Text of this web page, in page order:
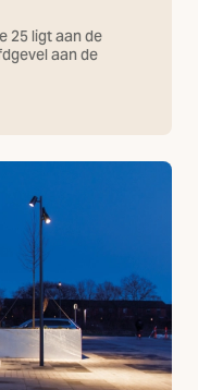
25 ligt aan de
aan de